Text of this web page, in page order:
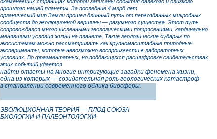
окаменевших страницах которой записаны события далекого и близкого
прошлого нашей планеты. За последние 4 млрд лет
органический мир Земли прошел длинный путь от первозданных микробных
сообществ до эволюционной вершины — разумного существа. Этот путь
сопровождался многочисленными геологическими потрясениями, кардинально
менявшими условия жизни на планете. Такие геологические «удары» по
экосистемам можно рассматривать как крупномасштабные природные
эксперименты, которые невозможно воспроизвести в лабораторных
условиях. Во фрагментарных, но поддающихся расшифровке свидетельствах
этих событий удается
найти ответы на многие интригующие загадки феномена жизни,
одна из которых — созидательная роль геологических катастроф
в становлении современного облика биосферы.
ЭВОЛЮЦИОННАЯ ТЕОРИЯ — ПЛОД СОЮЗА
БИОЛОГИИ И ПАЛЕОНТОЛОГИИ